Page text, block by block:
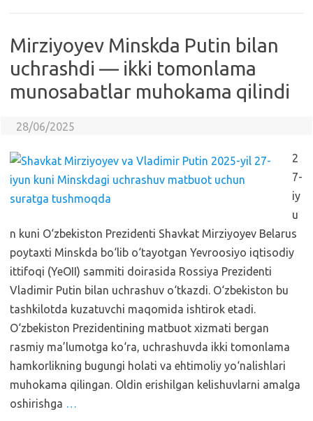
Mirziyoyev Minskda Putin bilan
uchrashdi — ikki tomonlama
munosabatlar muhokama qilindi
28/06/2025
2
7-
iy
u
n kuni O‘zbekiston Prezidenti Shavkat Mirziyoyev Belarus
poytaxti Minskda bo‘lib o‘tayotgan Yevroosiyo iqtisodiy
ittifoqi (YeOII) sammiti doirasida Rossiya Prezidenti
Vladimir Putin bilan uchrashuv o‘tkazdi. O‘zbekiston bu
tashkilotda kuzatuvchi maqomida ishtirok etadi.
O‘zbekiston Prezidentining matbuot xizmati bergan
rasmiy ma’lumotga ko‘ra, uchrashuvda ikki tomonlama
hamkorlikning bugungi holati va ehtimoliy yo‘nalishlari
muhokama qilingan. Oldin erishilgan kelishuvlarni amalga
oshirishga …